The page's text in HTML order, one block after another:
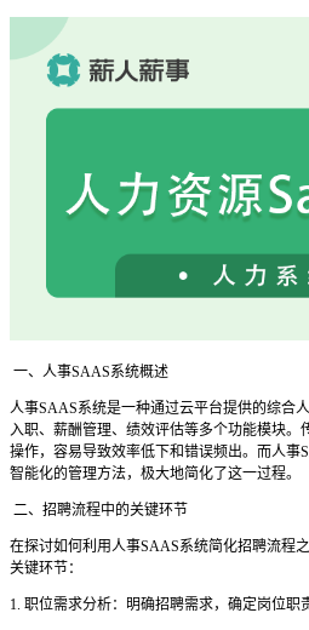
一、人事SAAS系统概述
人事SAAS系统是一种通过云平台提供的综合
入职、薪酬管理、绩效评估等多个功能模块。
操作，容易导致效率低下和错误频出。而人事
智能化的管理方法，极大地简化了这一过程。
二、招聘流程中的关键环节
在探讨如何利用人事SAAS系统简化招聘流程
关键环节：
1. 职位需求分析：明确招聘需求，确定岗位职